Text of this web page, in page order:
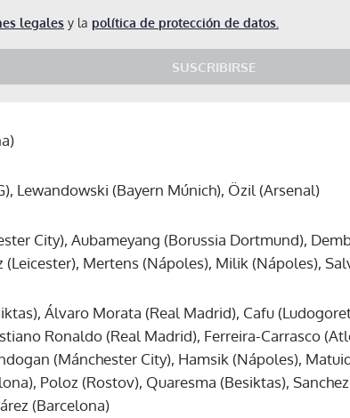
legales y la política de protección de datos.
SUSCRIBIRSE
Gracias por suscribirte a nuestro boletín.
Lewandowski (Bayern Múnich), Özil (Arsenal)
City), Aubameyang (Borussia Dortmund),
(Leicester), Mertens (Nápoles), Milik (Nápoles),
Álvaro Morata (Real Madrid), Cafu
Ronaldo (Real Madrid), Ferreira-Carrasco
(Mánchester City), Hamsik (Nápoles),
Poloz (Rostov), Quaresma (Besiktas),
(Barcelona)